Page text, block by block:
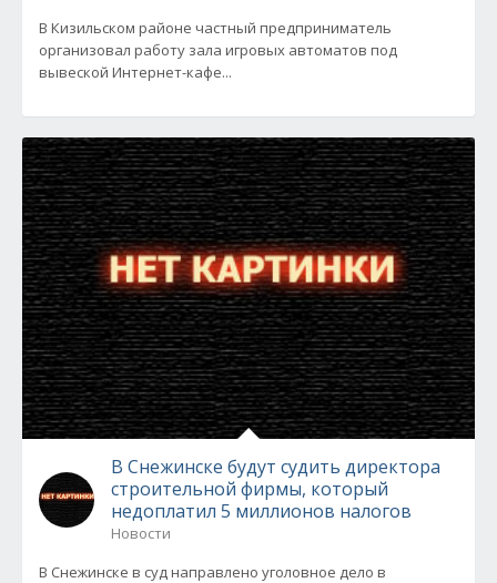
В Кизильском районе частный предприниматель
организовал работу зала игровых автоматов под
вывеской Интернет-кафе...
В Снежинске будут судить директора
строительной фирмы, который
недоплатил 5 миллионов налогов
Новости
В Снежинске в суд направлено уголовное дело в